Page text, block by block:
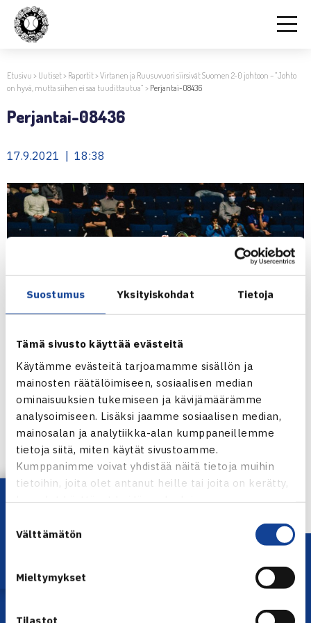
Suostumus Yksityiskohdat Tietoja
Tämä sivusto käyttää evästeitä
Käytämme evästeitä tarjoamamme sisällön ja
mainosten räätälöimiseen, sosiaalisen median
ominaisuuksien tukemiseen ja kävijämäärämme
analysoimiseen. Lisäksi jaamme sosiaalisen median,
mainosalan ja analytiikka-alan kumppaneillemme
tietoja siitä, miten käytät sivustoamme.
Kumppanimme voivat yhdistää näitä tietoja muihin
tietoihin, joita olet antanut heille tai joita on kerätty,
kun olet käyttänyt heidän palvelujaan.
valinta
Välttämätön
Mieltymykset
Etusivu > Uutiset> Raportit>Virtanen ja Ruusuvuori siirsivät Suomen 2-0 johtoon – ”Johto
on hyvä, mutta siihen ei saa tuudittautua” > Perjantai-08436
Perjantai-08436
17.9.2021 | 18:38
← Edellinen
Lataa OmaTennis!